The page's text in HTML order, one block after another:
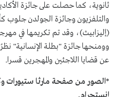
ثانوية، كما حصلت على جائزة
والتلفزيون وجائزة الجولدن
(إليزابيث)، وقد تم تكريمها في
وومنحها جائزة "بطلة الإنسانية"
عن قضايا اللاجئين والمهجرين قسرا.
*الصور من صفحة مارثا ستيورات